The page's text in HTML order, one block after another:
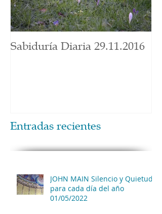
Sabiduría Diaria 29.11.2016
Entradas recientes
JOHN MAIN Silencio y Quietud
para cada día del año
01/05/2022